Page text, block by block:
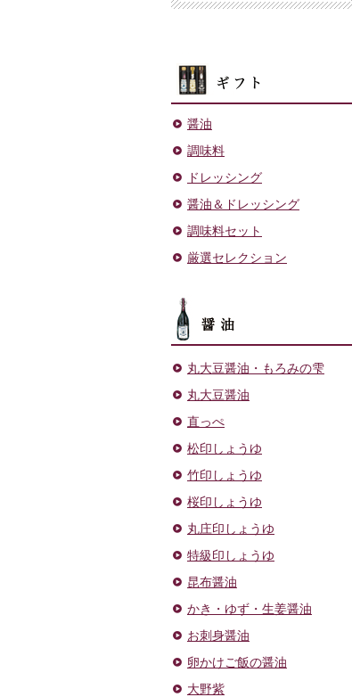
醤油
調味料
ドレッシング
醤油＆ドレッシング
調味料セット
厳選セレクション
丸大豆醤油・もろみの雫
丸大豆醤油
直っぺ
松印しょうゆ
竹印しょうゆ
桜印しょうゆ
丸庄印しょうゆ
特級印しょうゆ
昆布醤油
かき・ゆず・生姜醤油
お刺身醤油
卵かけご飯の醤油
大野紫